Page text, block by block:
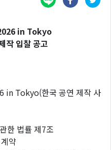
in Tokyo
작 입찰 공고
in Tokyo(한국 공연 제작 사
한 법률 제7조
약